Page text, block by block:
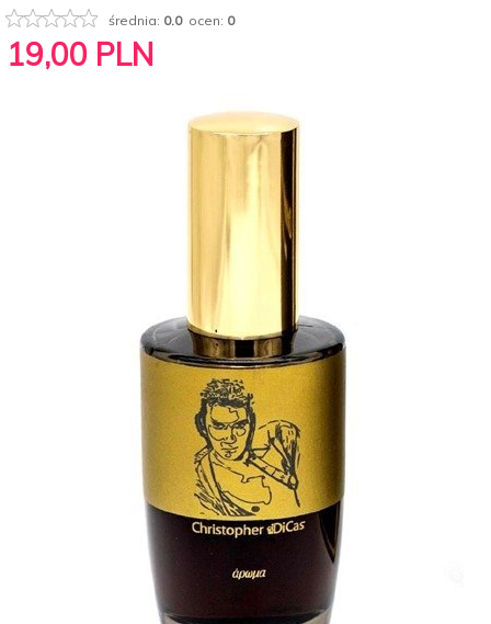
średnia: 0.0ocen: 0
19,00 PLN